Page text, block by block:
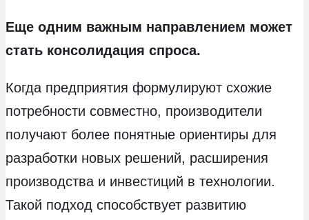
Еще одним важным направлением может
стать консолидация спроса.
Когда предприятия формулируют схожие
потребности совместно, производители
получают более понятные ориентиры для
разработки новых решений, расширения
производства и инвестиций в технологии.
Такой подход способствует развитию